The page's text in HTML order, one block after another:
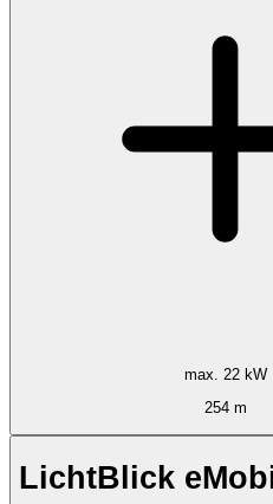
max. 22 kW
254 m
LichtBlick